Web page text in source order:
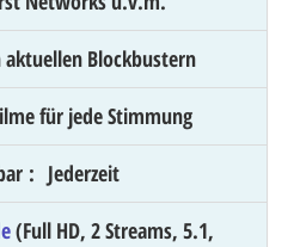
Blockbustern
für jede Stimmung
: Jederzeit
(Full HD, 2 Streams, 5.1,